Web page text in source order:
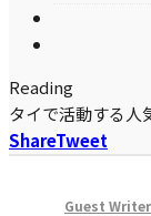
Reading
タイで活動する人
ShareTweet
Guest Writer